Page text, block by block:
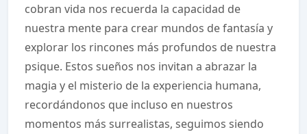
cobran vida nos recuerda la capacidad de
nuestra mente para crear mundos de fantasía y
explorar los rincones más profundos de nuestra
psique. Estos sueños nos invitan a abrazar la
magia y el misterio de la experiencia humana,
recordándonos que incluso en nuestros
momentos más surrealistas, seguimos siendo